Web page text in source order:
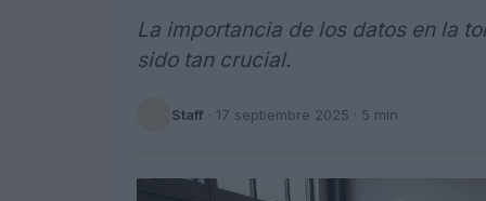
La importancia de los datos en la
sido tan crucial.
Staff · 17 septiembre 2025 · 5 min